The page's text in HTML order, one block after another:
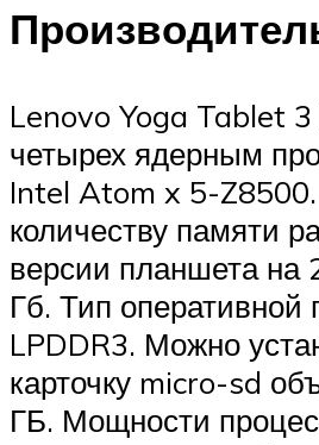
Lenovo Yoga Tablet
четырех ядерным
Intel Atom x 5-
количеству памяти
версии планшета на
Гб. Тип оперативной
LPDDR3. Можно
карточку micro-sd
ГБ. Мощности